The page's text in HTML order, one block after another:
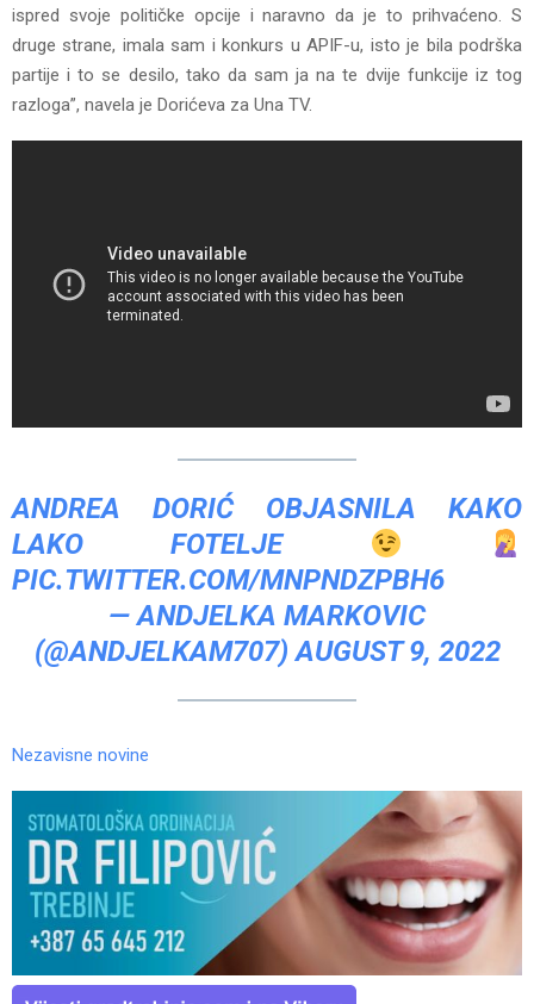
ispred svoje političke opcije i naravno da je to prihvaćeno. S
druge strane, imala sam i konkurs u APIF-u, isto je bila podrška
partije i to se desilo, tako da sam ja na te dvije funkcije iz tog
razloga”, navela je Dorićeva za Una TV.
ANDREA DORIĆ OBJASNILA KAKO
LAKO FOTELJE
PIC.TWITTER.COM/MNPNDZPBH6
— ANDJELKA MARKOVIC
(@ANDJELKAM707)AUGUST 9, 2022
Nezavisne novine